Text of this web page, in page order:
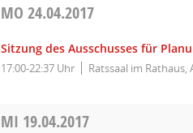
MO24.04.2017
Sitzung des Ausschusses für
17:00-22:37 Uhr Ratssaal im Rathaus,
MI 19.04.2017